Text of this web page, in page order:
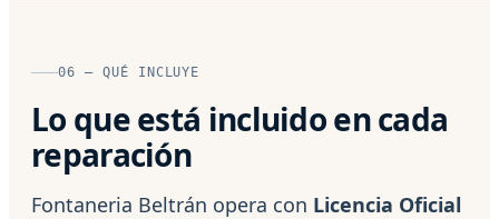
06 — QUÉ INCLUYE
Lo que está incluido en cada
reparación
Fontaneria Beltrán opera con Licencia Oficial